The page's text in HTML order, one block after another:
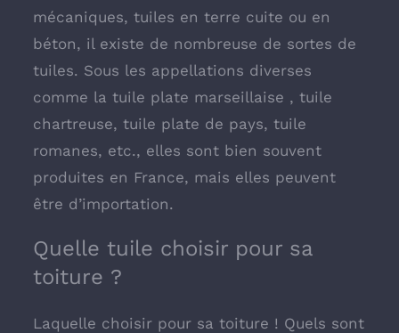
mécaniques, tuiles en terre cuite ou en
béton, il existe de nombreuse de sortes de
tuiles. Sous les appellations diverses
comme la tuile plate marseillaise , tuile
chartreuse, tuile plate de pays, tuile
romanes, etc., elles sont bien souvent
produites en France, mais elles peuvent
être d’importation.
Quelle tuile choisir pour sa
toiture ?
Laquelle choisir pour sa toiture ! Quels sont